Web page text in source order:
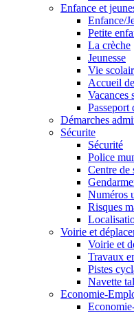
Enfance et
Enfance/
Petite
La crèche
Jeunesse
Vie
Accueil
Vacances
Passeport
Démarches
Sécurite
Sécurité
Police
Centre de
Numéros
Risques
Voirie et
Voirie et
Travaux
Pistes
Navette
Economie-